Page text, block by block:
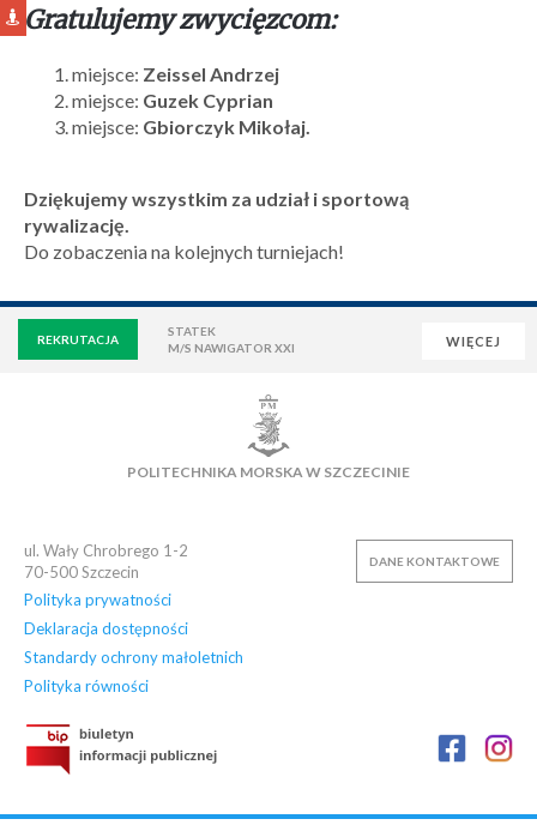
Gratulujemy zwycięzcom:
miejsce: Zeissel Andrzej
miejsce: Guzek Cyprian
miejsce: Gbiorczyk Mikołaj.
Dziękujemy wszystkim za udział i sportową
rywalizację.
Do zobaczenia na kolejnych turniejach!
WIĘCEJ
REKRUTACJA
STATEK
M/S NAWIGATOR XXI
NAUKOWA BAZA DANYCH
OSIEDLE AKADEMICKIE PŁYWALNIA KLUB AZS
POLITECHNIKA MORSKA W SZCZECINIE
ul. Wały Chrobrego 1-2
70-500Szczecin
Polityka prywatności
Deklaracja dostępności
Standardy ochrony małoletnich
Polityka równości
DANE KONTAKTOWE